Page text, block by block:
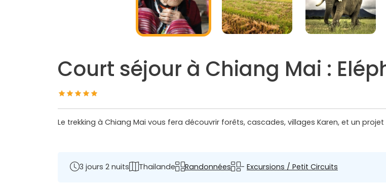
Court séjour à Chiang Mai :
Le trekking à Chiang Mai vous fera découvrir forêts, cascades, villages Karen, et un
3 jours 2 nuits Thailande Randonnées - Excursions / Petit Circuits